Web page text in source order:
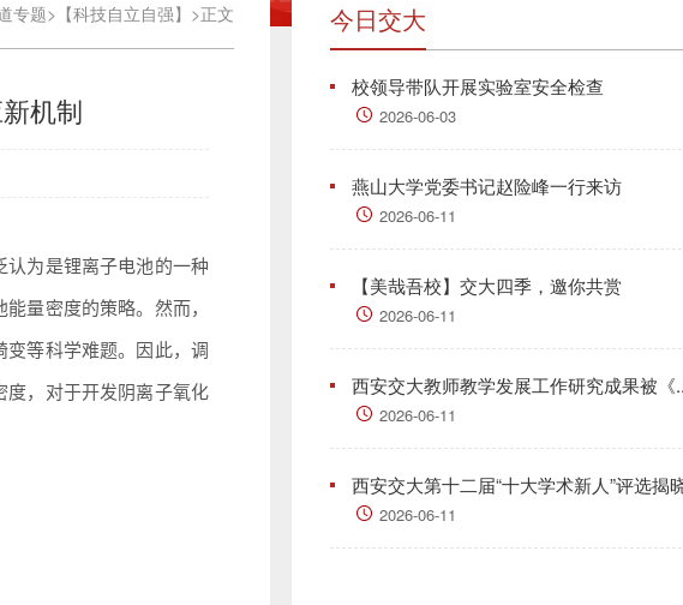
专题> 【科技自立自强】 >正文
机制
认为是锂离子电池的一种
量密度的策略。然而，
等科学难题。因此，调
度，对于开发阴离子氧化
今日交大
校领导带队开展实验室安全检查
2026-06-03
燕山大学党委书记赵险峰一行来访
2026-06-11
【美哉吾校】交大四季，邀你共赏
2026-06-11
西安交大教师教学发展工作研究成果被《
2026-06-11
西安交大第十二届“十大学术新人”评选揭
2026-06-11